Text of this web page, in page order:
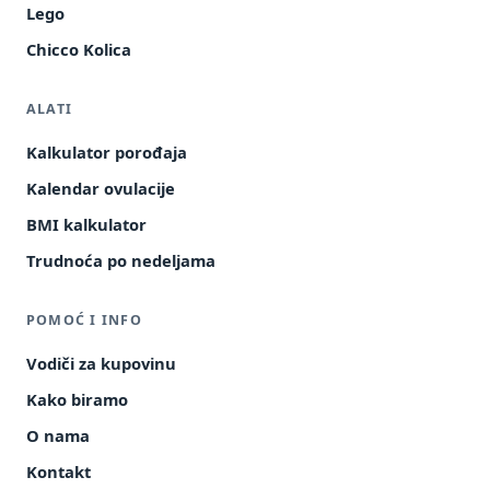
Lego
Chicco Kolica
ALATI
Kalkulator porođaja
Kalendar ovulacije
BMI kalkulator
Trudnoća po nedeljama
POMOĆ I INFO
Vodiči za kupovinu
Kako biramo
O nama
Kontakt